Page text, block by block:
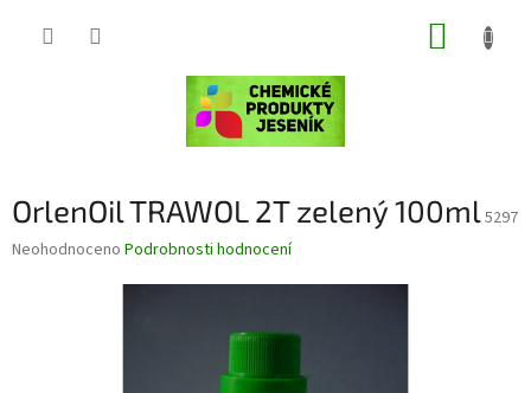
OrlenOil TRAWOL 2T zelený 100ml5297
Průměrné
Neohodnoceno Podrobnosti hodnocení